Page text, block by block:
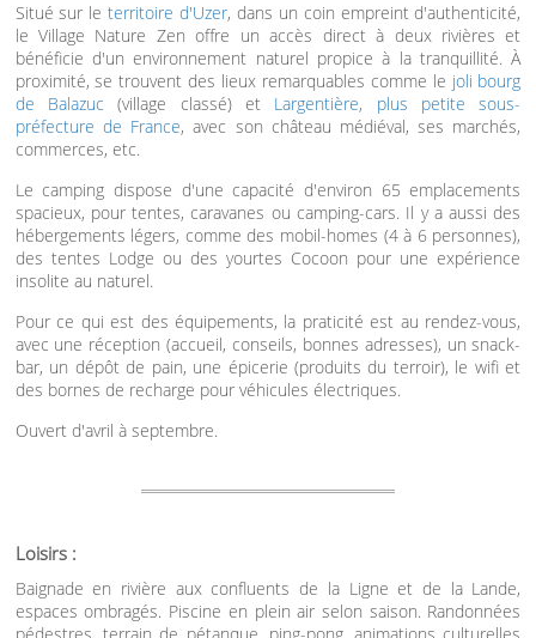
Situé sur leterritoire d'Uzer, dans un coin empreint d'authenticité,
le Village Nature Zen offre un accès direct à deux rivières et
bénéficie d'un environnement naturel propice à la tranquillité. À
proximité, se trouvent des lieux remarquables comme le joli bourg
de Balazuc (village classé) et Largentière, plus petite sous-
préfecture de France, avec son château médiéval, ses marchés,
commerces, etc.
Le camping dispose d'une capacité d'environ 65 emplacements
spacieux, pour tentes, caravanes ou camping-cars. Il y a aussi des
hébergements légers, comme des mobil-homes (4 à 6 personnes),
des tentes Lodge ou des yourtes Cocoon pour une expérience
insolite au naturel.
Pour ce qui est des équipements, la praticité est au rendez-vous,
avec une réception (accueil, conseils, bonnes adresses), un snack-
bar, un dépôt de pain, une épicerie (produits du terroir), le wifi et
des bornes de recharge pour véhicules électriques.
Ouvert d'avril à septembre.
Loisirs :
Baignade en rivière aux confluents de la Ligne et de la Lande,
espaces ombragés. Piscine en plein air selon saison. Randonnées